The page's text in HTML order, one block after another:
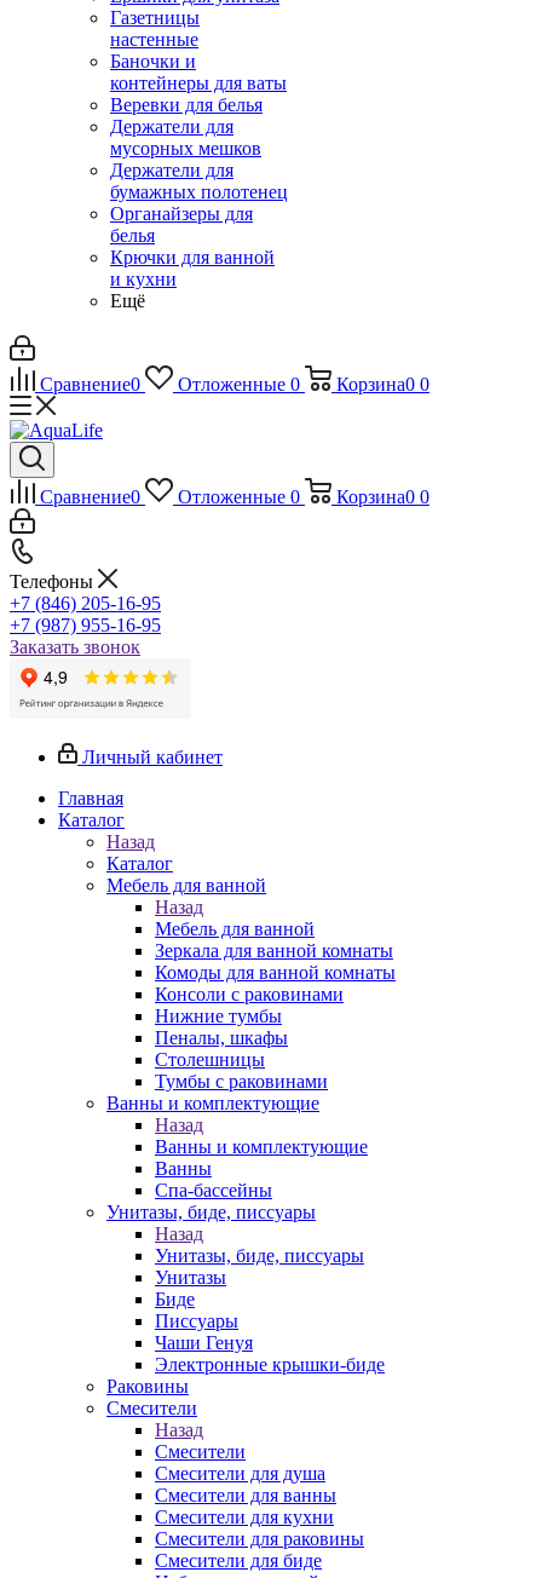
Газетницы
настенные
Баночки и
контейнеры для ваты
Веревки для белья
Держатели для
мусорных мешков
Держатели для
бумажных полотенец
Органайзеры для
белья
Крючки для ванной
и кухни
Ещё
Сравнение0 Отложенные 0 Корзина0 0
Сравнение0 Отложенные 0 Корзина0 0
Телефоны
+7 (846) 205-16-95
+7 (987) 955-16-95
Заказать звонок
Личный кабинет
Главная
Каталог
Назад
Каталог
Мебель для ванной
Назад
Мебель для ванной
Зеркала для ванной комнаты
Комоды для ванной комнаты
Консоли с раковинами
Нижние тумбы
Пеналы, шкафы
Столешницы
Тумбы с раковинами
Ванны и комплектующие
Назад
Ванны и комплектующие
Ванны
Спа-бассейны
Унитазы, биде, писсуары
Назад
Унитазы, биде, писсуары
Унитазы
Биде
Писсуары
Чаши Генуя
Электронные крышки-биде
Раковины
Смесители
Назад
Смесители
Смесители для душа
Смесители для ванны
Смесители для кухни
Смесители для раковины
Смесители для биде